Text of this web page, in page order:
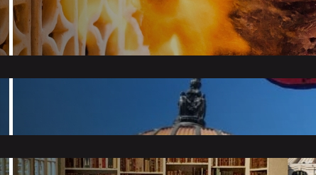
Top taquerías que tienes que probar en la
CDMX
2026-06-24
El Desfile de Alebrijes Monumentales 2026 ya
7 Museos bonitos en la CDMX para tomar